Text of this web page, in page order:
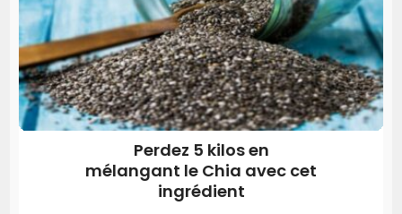
Perdez 5 kilos en
mélangant le Chia avec cet
ingrédient